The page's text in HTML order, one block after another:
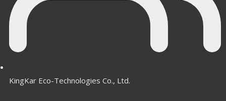
KingKar Eco-Technologies Co., Ltd.